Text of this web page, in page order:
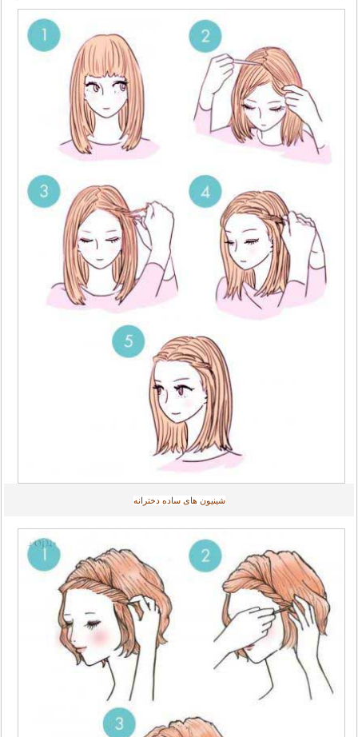
شینیون های ساده دخترانه